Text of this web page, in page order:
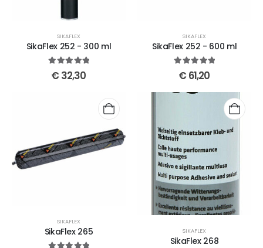
SIKAFLEX
SikaFlex 252 - 300 ml
out of 5
€ 32,30
SIKAFLEX
SikaFlex 252 - 600 ml
out of 5
€ 61,20
SIKAFLEX
SikaFlex 265 SIKAFLEX
SikaFlex 268